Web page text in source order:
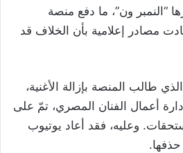
“النمبر ون”، ما دفع منصة
مصادر إعلامية بأن الخلاف قد
طالب المنصة بإزالة الأغنية،
أعمال الفنان المصري، تمّ على
وعليه، فقد أعاد يوتيوب